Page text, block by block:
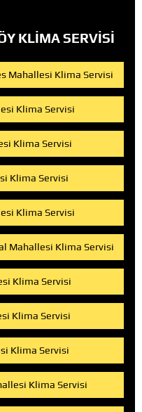
KLIMA SERVISI
Mahallesi Klima Servisi
Klima Servisi
Klima Servisi
Klima Servisi
Klima Servisi
Mahallesi Klima Servisi
Klima Servisi
Klima Servisi
Klima Servisi
Klima Servisi